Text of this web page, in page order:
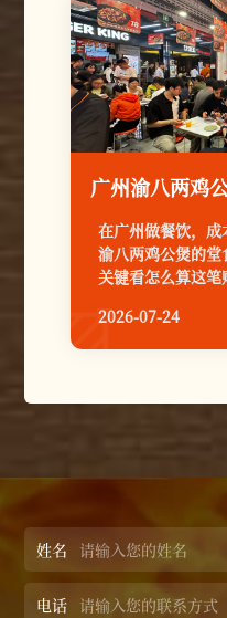
广州渝八两鸡
在广州做餐饮，
渝八两鸡公煲的堂
关键看怎么算这笔
2026-07-24

姓名
电话